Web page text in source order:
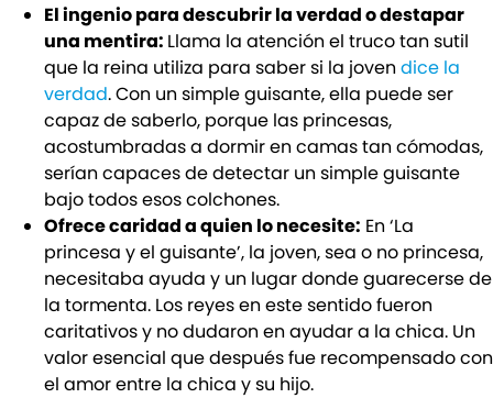
El ingenio para descubrir la verdad o destapar
una mentira: Llama la atención el truco tan sutil
que la reina utiliza para saber si la jovendice la
verdad. Con un simple guisante, ella puede ser
capaz de saberlo, porque las princesas,
acostumbradas a dormir en camas tan cómodas,
serían capaces de detectar un simple guisante
bajo todos esos colchones.
Ofrece caridad a quien lo necesite: En ‘La
princesa y el guisante’, la joven, sea o no princesa,
necesitaba ayuda y un lugar donde guarecerse de
la tormenta. Los reyes en este sentido fueron
caritativos y no dudaron en ayudar a la chica. Un
valor esencial que después fue recompensado con
el amor entre la chica y su hijo.